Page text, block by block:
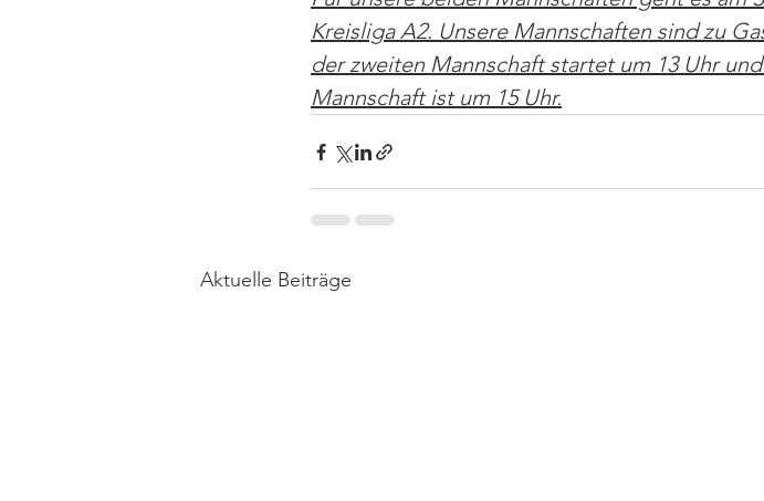
Kreisliga A2. Unsere Mannschaften sind zu
der zweiten Mannschaft startet um 13 Uhr
Mannschaft ist um 15 Uhr.
Aktuelle Beiträge